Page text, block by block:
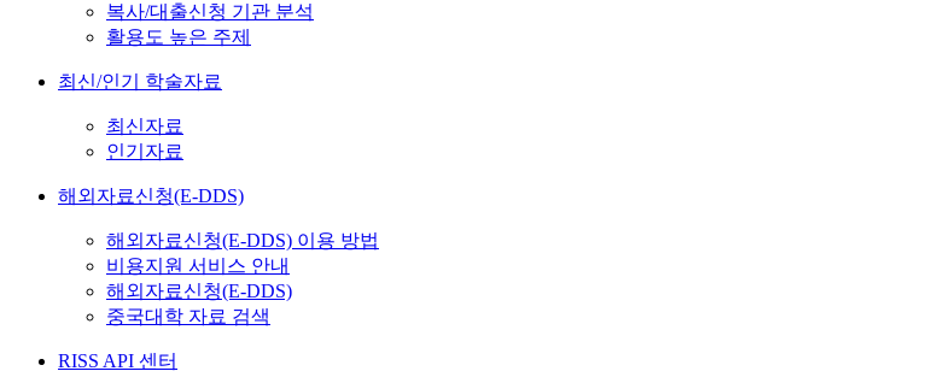
복사/대출신청 기관 분석
활용도 높은 주제
최신/인기 학술자료
최신자료
인기자료
해외자료신청(E-DDS)
해외자료신청(E-DDS) 이용 방법
비용지원 서비스 안내
해외자료신청(E-DDS)
중국대학 자료 검색
RISS API 센터